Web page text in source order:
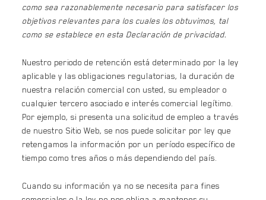
como sea razonablemente necesario para satisfacer los
objetivos relevantes para los cuales los obtuvimos, tal
como se establece en esta Declaración de privacidad.
Nuestro periodo de retención está determinado por la ley
aplicable y las obligaciones regulatorias, la duración de
nuestra relación comercial con usted, su empleador o
cualquier tercero asociado e interés comercial legítimo.
Por ejemplo, si presenta una solicitud de empleo a través
de nuestro Sitio Web, se nos puede solicitar por ley que
retengamos la información por un período específico de
tiempo como tres años o más dependiendo del país.
Cuando su información ya no se necesita para fines